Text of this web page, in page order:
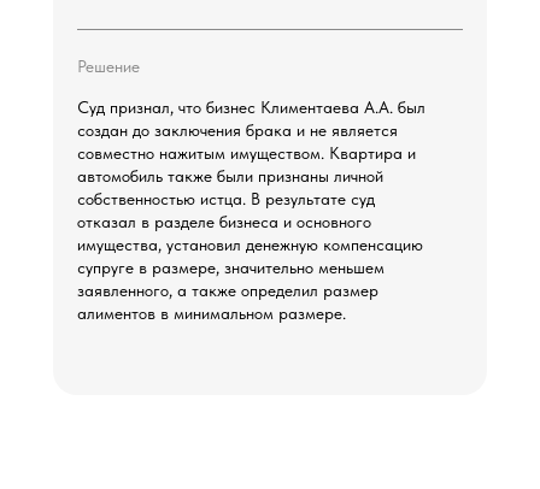
Суд признал, что бизнес Климентаева А.А. был
создан до заключения брака и не является
совместно нажитым имуществом. Квартира и
автомобиль также были признаны личной
собственностью истца. В результате суд
отказал в разделе бизнеса и основного
имущества, установил денежную компенсацию
супруге в размере, значительно меньшем
заявленного, а также определил размер
алиментов в минимальном размере.
Решение